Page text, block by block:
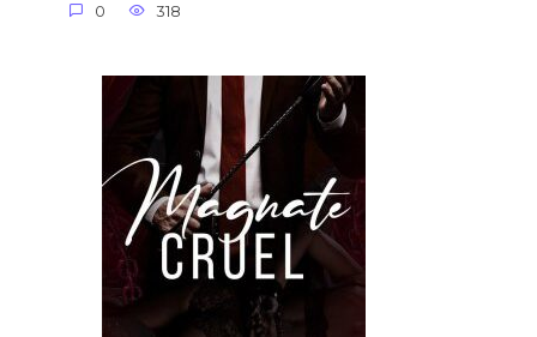
0 318